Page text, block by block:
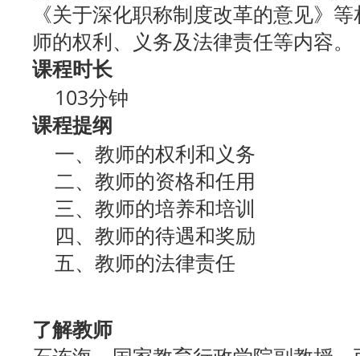
《关于深化职称制度改革的意见》
师的权利、义务及法律责任等内容。
课程时长
103分钟
课程提纲
一、教师的权利和义务
二、教师的资格和任用
三、教师的培养和培训
四、教师的待遇和奖励
五、教师的法律责任
了解教师